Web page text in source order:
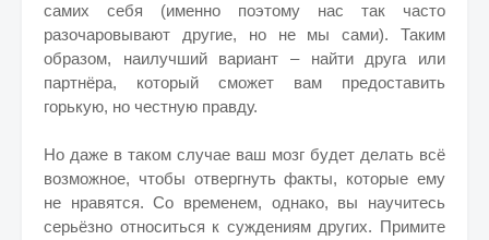
самих себя (именно поэтому нас так часто
разочаровывают другие, но не мы сами). Таким
образом, наилучший вариант – найти друга или
партнёра, который сможет вам предоставить
горькую, но честную правду.
Но даже в таком случае ваш мозг будет делать всё
возможное, чтобы отвергнуть факты, которые ему
не нравятся. Со временем, однако, вы научитесь
серьёзно относиться к суждениям других. Примите